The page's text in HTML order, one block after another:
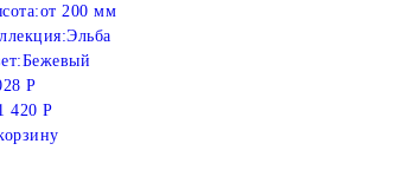
от 200 мм
Эльба
Бежевый
Р
420 Р